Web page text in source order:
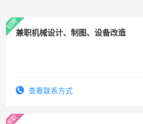
兼职机械设计、制图、设备改造
查看联系方式